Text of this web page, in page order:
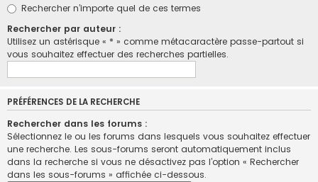
Rechercher n’importe quel de ces termes
Rechercher par auteur :
Utilisez un astérisque « * » comme métacaractère passe-partout si
vous souhaitez effectuer des recherches partielles.
PRÉFÉRENCES DE LA RECHERCHE
Rechercher dans les forums :
Sélectionnez le ou les forums dans lesquels vous souhaitez effectuer
une recherche. Les sous-forums seront automatiquement inclus
dans la recherche si vous ne désactivez pas l’option « Rechercher
dans les sous-forums » affichée ci-dessous.